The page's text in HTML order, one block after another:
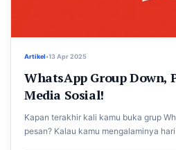
Artikel•13 Apr 2025
WhatsApp Group Down,
Media Sosial!
Kapan terakhir kali kamu buka grup
pesan? Kalau kamu mengalaminya